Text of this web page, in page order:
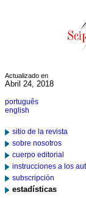
Actualizado en
Abril 24, 2018
português
english
sitio de la revista
sobre nosotros
cuerpo editorial
instrucciones a los
subscripción
estadísticas